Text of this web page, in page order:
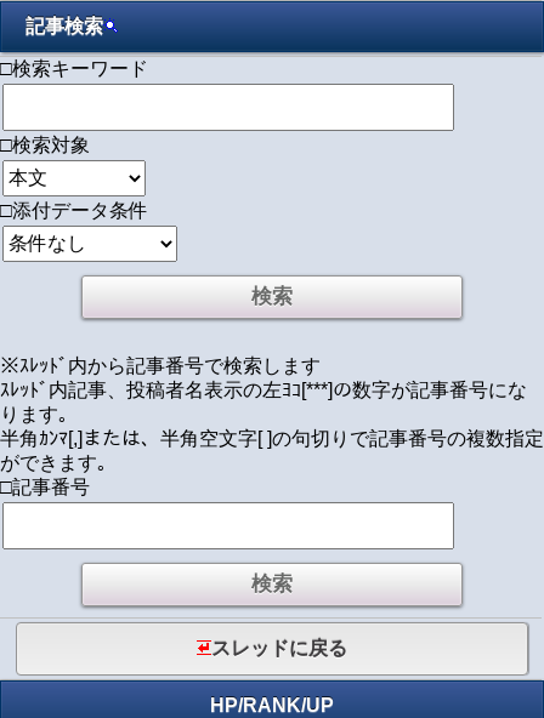
記事検索
□検索キーワード
□検索対象
□添付データ条件
※ｽﾚｯﾄﾞ内から記事番号で検索します
ｽﾚｯﾄﾞ内記事、投稿者名表示の左ﾖｺ[***]の数字が記事番号にな
ります｡
半角ｶﾝﾏ[,]または、半角空文字[ ]の句切りで記事番号の複数指定
ができます｡
□記事番号
スレッドに戻る
HP/RANK/UP